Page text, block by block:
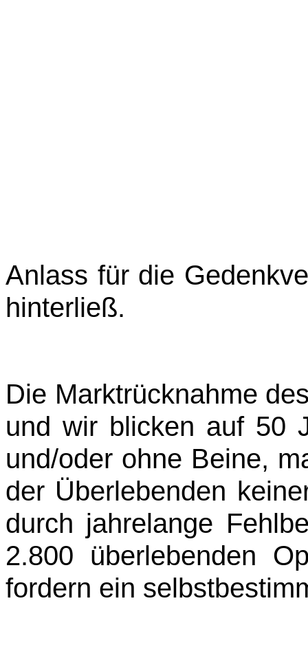
Anlass für die
hinter­ließ.
Die Marktrücknahme
und wir blicken auf 50
und/oder ohne Beine,
der Überlebenden
durch jahrelange
2.800 überlebenden
fordern ein